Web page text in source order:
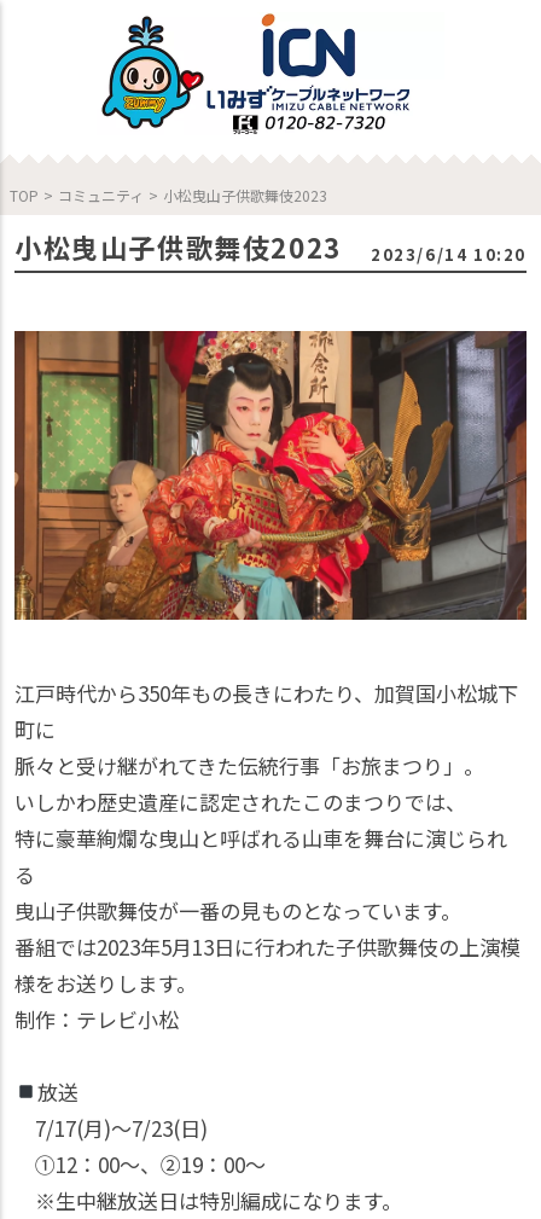
TOP > コミュニティ > 小松曳山子供歌舞伎2023
小松曳山子供歌舞伎2023 2023/6/14 10:20
江戸時代から350年もの長きにわたり、加賀国小松城下
町に
脈々と受け継がれてきた伝統行事「お旅まつり」。
いしかわ歴史遺産に認定されたこのまつりでは、
特に豪華絢爛な曳山と呼ばれる山車を舞台に演じられ
る
曳山子供歌舞伎が一番の見ものとなっています。
番組では2023年5月13日に行われた子供歌舞伎の上演模
様をお送りします。
制作：テレビ小松
放送
7/17(月)〜7/23(日)
①12：00〜、②19：00〜
※生中継放送日は特別編成になります。